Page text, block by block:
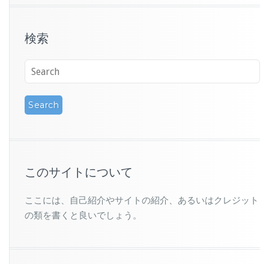
検索
このサイトについて
ここには、自己紹介やサイトの紹介、あるいはクレジット
の類を書くと良いでしょう。